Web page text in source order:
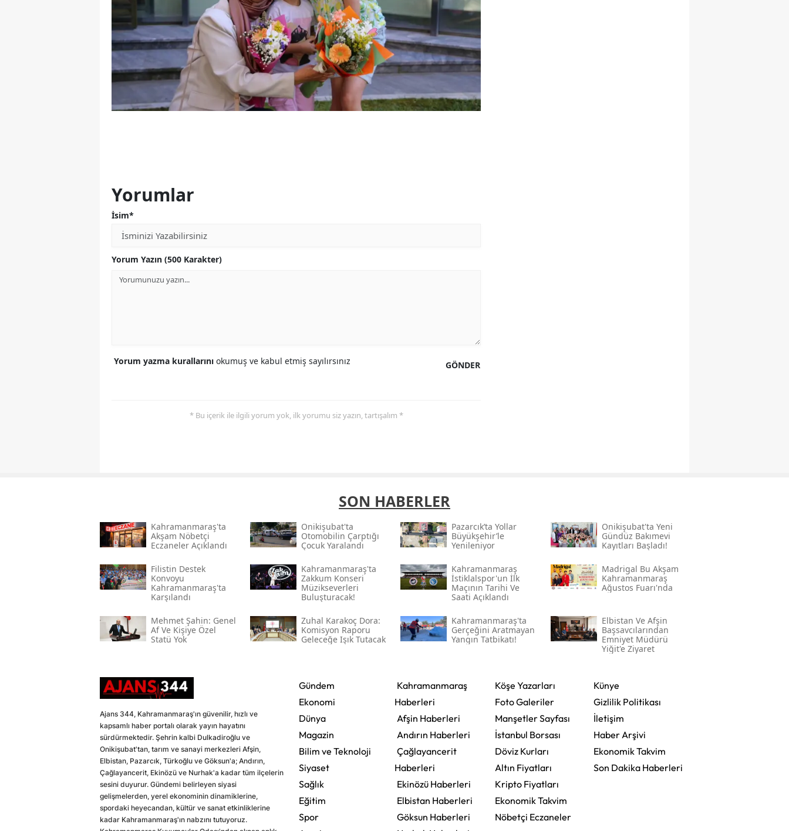
Yorumlar
İsim*
Yorum Yazın (500 Karakter)
GÖNDER
Yorum yazma kurallarını okumuş ve kabul etmiş sayılırsınız
* Bu içerik ile ilgili yorum yok, ilk yorumu siz yazın, tartışalım *
SON HABERLER
Kahramanmaraş'ta
Akşam Nöbetçi
Eczaneler Açıklandı
Onikişubat'ta
Otomobilin Çarptığı
Çocuk Yaralandı
Pazarcık’ta Yollar
Büyükşehir’le
Yenileniyor
Onikişubat'ta Yeni
Gündüz Bakımevi
Kayıtları Başladı!
Filistin Destek
Konvoyu
Kahramanmaraş'ta
Karşılandı
Kahramanmaraş'ta
Zakkum Konseri
Müzikseverleri
Buluşturacak!
Kahramanmaraş
İstiklalspor'un İlk
Maçının Tarihi Ve
Saati Açıklandı
Madrigal Bu Akşam
Kahramanmaraş
Ağustos Fuarı'nda
Mehmet Şahin: Genel
Af Ve Kişiye Özel
Statü Yok
Zuhal Karakoç Dora:
Komisyon Raporu
Geleceğe Işık Tutacak
Kahramanmaraş'ta
Gerçeğini Aratmayan
Yangın Tatbikatı!
Elbistan Ve Afşin
Başsavcılarından
Emniyet Müdürü
Yiğit'e Ziyaret
Ajans 344, Kahramanmaraş'ın güvenilir, hızlı ve
kapsamlı haber portalı olarak yayın hayatını
sürdürmektedir. Şehrin kalbi Dulkadiroğlu ve
Onikişubat'tan, tarım ve sanayi merkezleri Afşin,
Elbistan, Pazarcık, Türkoğlu ve Göksun'a; Andırın,
Çağlayancerit, Ekinözü ve Nurhak'a kadar tüm ilçelerin
sesini duyurur. Gündemi belirleyen siyasi
gelişmelerden, yerel ekonominin dinamiklerine,
spordaki heyecandan, kültür ve sanat etkinliklerine
kadar Kahramanmaraş'ın nabzını tutuyoruz.
Gündem
Ekonomi
Dünya
Magazin
Bilim ve Teknoloji
Siyaset
Sağlık
Eğitim
Spor
Kahramanmaraş
Haberleri
Afşin Haberleri
Andırın Haberleri
Çağlayancerit
Haberleri
Ekinözü Haberleri
Elbistan Haberleri
Göksun Haberleri
Köşe Yazarları
Foto Galeriler
Manşetler Sayfası
İstanbul Borsası
Döviz Kurları
Altın Fiyatları
Kripto Fiyatları
Ekonomik Takvim
Nöbetçi Eczaneler
Künye
Gizlilik Politikası
İletişim
Haber Arşivi
Ekonomik Takvim
Son Dakika Haberleri